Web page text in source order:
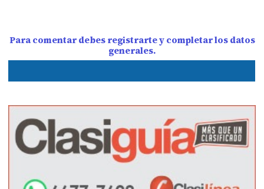
Para comentar debes registrarte y completar los datos
generales.